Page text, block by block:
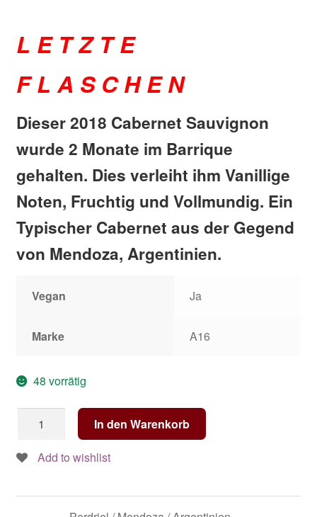
L E T Z T E
F L A S C H E N
Dieser 2018 Cabernet Sauvignon
wurde 2 Monate im Barrique
gehalten. Dies verleiht ihm Vanillige
Noten, Fruchtig und Vollmundig. Ein
Typischer Cabernet aus der Gegend
von Mendoza, Argentinien.
Vegan Ja
Marke A16
48 vorrätig
Civit
757
In den Warenkorb
Add to wishlist